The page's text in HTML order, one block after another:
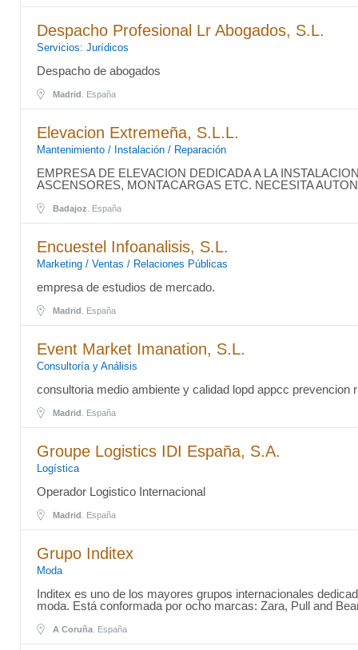
Despacho Profesional Lr Abogados, S.L.
Servicios: Jurídicos
Despacho de abogados
Madrid . España
Elevacion Extremeña, S.L.L.
Mantenimiento / Instalación / Reparación
EMPRESA DE ELEVACION DEDICADA A LA
ASCENSORES, MONTACARGAS ETC. NECESITA
Badajoz . España
Encuestel Infoanalisis, S.L.
Marketing / Ventas / Relaciones Públicas
empresa de estudios de mercado.
Madrid . España
Event Market Imanation, S.L.
Consultoría y Análisis
consultoria medio ambiente y calidad lopd appcc prevencion
Madrid . España
Groupe Logistics IDI España, S.A.
Logística
Operador Logistico Internacional
Madrid . España
Grupo Inditex
Moda
Inditex es uno de los mayores grupos internacionales
moda. Está conformada por ocho marcas: Zara, Pull and
A Coruña . España